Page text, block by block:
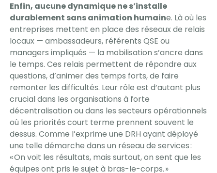
Enfin, aucune dynamique ne s’installe
durablement sans animation humaine. Là où les
entreprises mettent en place des réseaux de relais
locaux — ambassadeurs, référents QSE ou
managers impliqués — la mobilisation s’ancre dans
le temps. Ces relais permettent de répondre aux
questions, d’animer des temps forts, de faire
remonter les difficultés. Leur rôle est d’autant plus
crucial dans les organisations à forte
décentralisation ou dans les secteurs opérationnels
où les priorités court terme prennent souvent le
dessus. Comme l’exprime une DRH ayant déployé
une telle démarche dans un réseau de services :
« On voit les résultats, mais surtout, on sent que les
équipes ont pris le sujet à bras-le-corps. »